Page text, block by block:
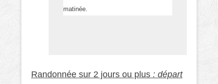
matinée.
Randonnée sur 2 jours ou plus : départ